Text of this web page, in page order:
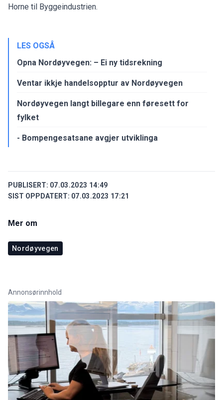
Horne til Byggeindustrien.
LES OGSÅ
Opna Nordøyvegen: – Ei ny tidsrekning
Ventar ikkje handelsopptur av Nordøyvegen
Nordøyvegen langt billegare enn føresett for
fylket
- Bompengesatsane avgjer utviklinga
PUBLISERT: 07.03.2023 14:49
SIST OPPDATERT: 07.03.2023 17:21
Mer om
Nordøyvegen
Annonsørinnhold